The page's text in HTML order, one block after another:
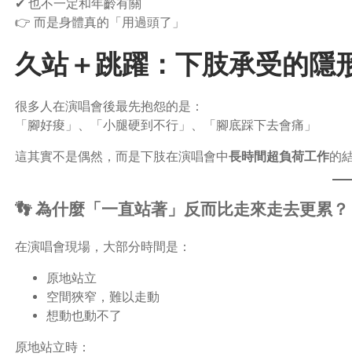
✔ 也不一定和年齡有關
👉 而是身體真的「用過頭了」
久站＋跳躍：下肢承受的隱
很多人在演唱會後最先抱怨的是：
「腳好痠」、「小腿硬到不行」、「腳底踩下去會痛」
這其實不是偶然，而是下肢在演唱會中長時間超負荷工作的
👣 為什麼「一直站著」反而比走來走去更累？
在演唱會現場，大部分時間是：
原地站立
空間狹窄，難以走動
想動也動不了
原地站立時：